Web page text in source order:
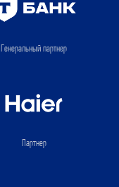
Генеральный партнер
Партнер